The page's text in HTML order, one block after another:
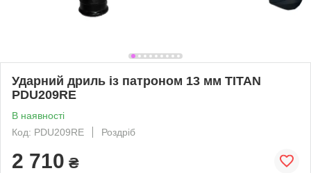
Ударний дриль із патроном 13 мм TITAN
PDU209RE
В наявності
Код: PDU209RE
Роздріб
2 710 ₴